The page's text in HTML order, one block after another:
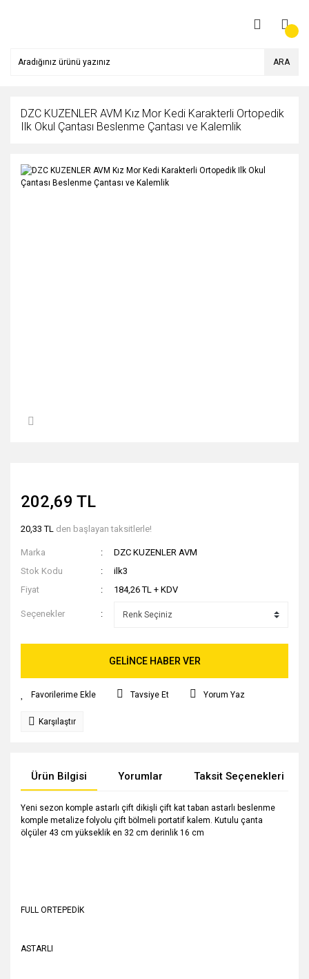
ARA
DZC KUZENLER AVM Kız Mor Kedi Karakterli Ortopedik
Ilk Okul Çantası Beslenme Çantası ve Kalemlik
202,69 TL
20,33 TL den başlayan taksitlerle!
Marka
DZC KUZENLER AVM
Stok Kodu
ilk3
Fiyat
184,26 TL + KDV
Seçenekler
GELİNCE HABER VER
Tavsiye Et Yorum Yaz
Karşılaştır
Ürün Bilgisi Yorumlar Taksit Seçenekleri
Yeni sezon komple astarlı çift dikişli çift kat taban astarlı beslenme
komple metalize folyolu çift bölmeli portatif kalem. Kutulu çanta
ölçüler 43 cm yükseklik en 32 cm derinlik 16 cm
FULL ORTEPEDİK
ASTARLI